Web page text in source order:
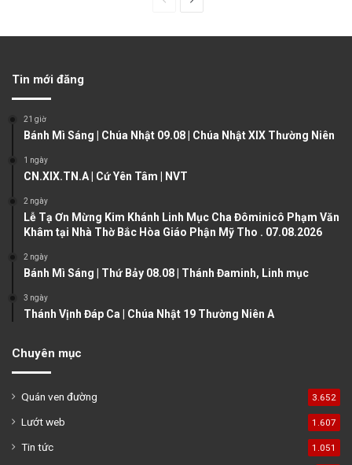
u
p
g
g
Tin mới đăng
21 giờ
Bánh Mì Sáng | Chúa Nhật 09.08 | Chúa Nhật XIX Thường Niên
1 ngày
CN.XIX.TN.A | Cứ Yên Tâm | NVT
2 ngày
Lễ Tạ Ơn Mừng Kim Khánh Linh Mục Cha Đôminicô Phạm Văn
Khâm tại Nhà Thờ Bắc Hòa Giáo Phận Mỹ Tho . 07.08.2026
2 ngày
Bánh Mì Sáng | Thứ Bảy 08.08 | Thánh Đaminh, Linh mục
3 ngày
Thánh Vịnh Đáp Ca | Chúa Nhật 19 Thường Niên A
Chuyên mục
Quán ven đường 3.652
Lướt web 1.607
Tin tức 1.051